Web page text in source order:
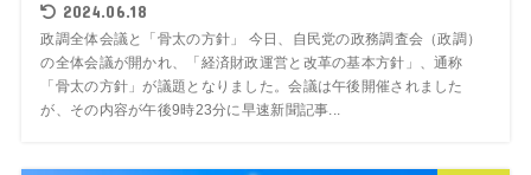
2024.06.18
政調全体会議と「骨太の方針」 今日、自民党の政務調査会（政調）
の全体会議が開かれ、「経済財政運営と改革の基本方針」、通称
「骨太の方針」が議題となりました。会議は午後開催されました
が、その内容が午後9時23分に早速新聞記事...